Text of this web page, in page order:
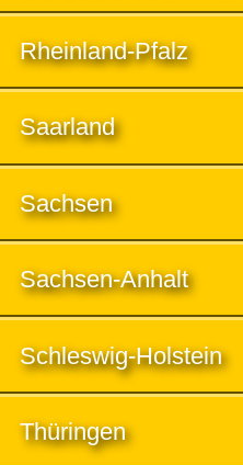
Rheinland-Pfalz
Saarland
Sachsen
Sachsen-Anhalt
Schleswig-Holstein
Thüringen